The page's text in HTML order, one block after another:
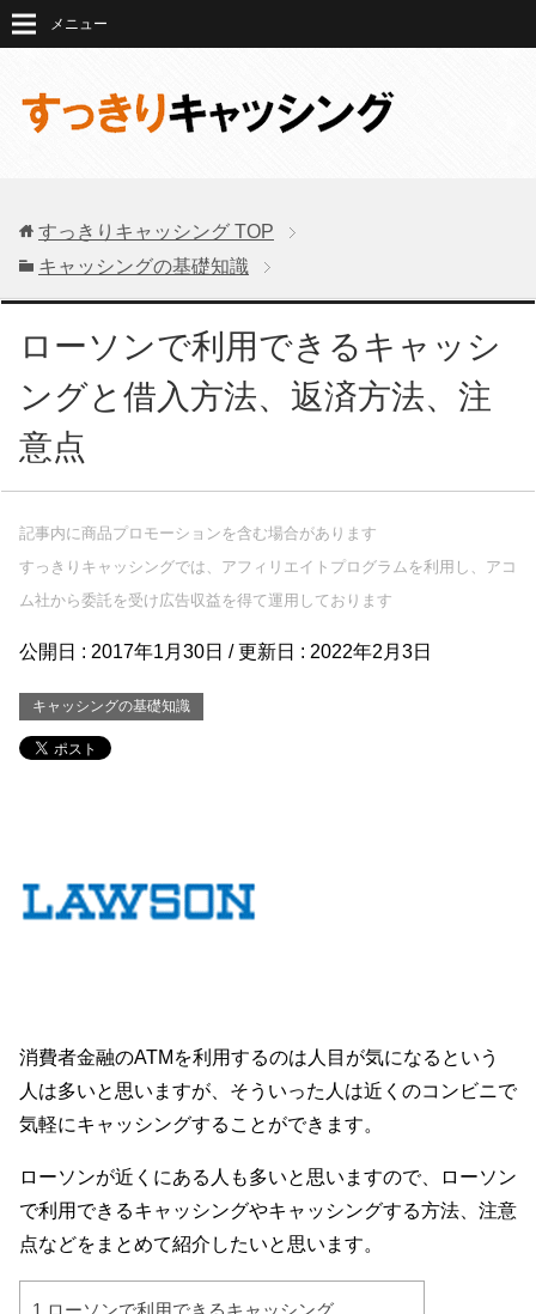
メニュー
すっきりキャッシング TOP
キャッシングの基礎知識
ローソンで利用できるキャッシ
ングと借入方法、返済方法、注
意点
記事内に商品プロモーションを含む場合があります
すっきりキャッシングでは、アフィリエイトプログラムを利用し、アコ
ム社から委託を受け広告収益を得て運用しております
公開日 : 2017年1月30日 / 更新日 : 2022年2月3日
キャッシングの基礎知識
消費者金融のATMを利用するのは人目が気になるという
人は多いと思いますが、そういった人は近くのコンビニで
気軽にキャッシングすることができます。
ローソンが近くにある人も多いと思いますので、ローソン
で利用できるキャッシングやキャッシングする方法、注意
点などをまとめて紹介したいと思います。